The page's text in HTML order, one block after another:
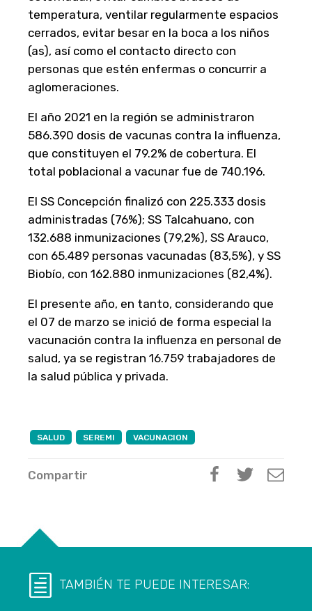
temperatura, ventilar regularmente espacios
cerrados, evitar besar en la boca a los niños
(as), así como el contacto directo con
personas que estén enfermas o concurrir a
aglomeraciones.
El año 2021 en la región se administraron
586.390 dosis de vacunas contra la influenza,
que constituyen el 79.2% de cobertura. El
total poblacional a vacunar fue de 740.196.
El SS Concepción finalizó con 225.333 dosis
administradas (76%); SS Talcahuano, con
132.688 inmunizaciones (79,2%), SS Arauco,
con 65.489 personas vacunadas (83,5%), y SS
Biobío, con 162.880 inmunizaciones (82,4%).
El presente año, en tanto, considerando que
el 07 de marzo se inició de forma especial la
vacunación contra la influenza en personal de
salud, ya se registran 16.759 trabajadores de
la salud pública y privada.
SALUD SEREMI VACUNACION
Compartir
TAMBIÉN TE PUEDE INTERESAR: